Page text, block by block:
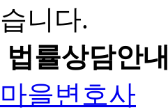
습니다.
법률상담안내
마을변호사